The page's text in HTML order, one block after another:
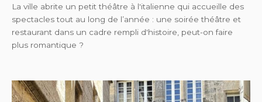
La ville abrite un petit théâtre à l'italienne qui accueille des
spectacles tout au long de l’année : une soirée théâtre et
restaurant dans un cadre rempli d'histoire, peut-on faire
plus romantique ?